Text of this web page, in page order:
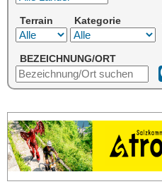
Terrain Kategorie
BEZEICHNUNG/ORT